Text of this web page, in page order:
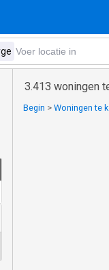
3.413 woningen
Begin > Woningen te